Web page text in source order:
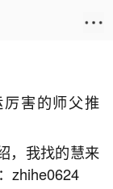
3 赞
害的师父推
，我找的慧来
zhihe0624